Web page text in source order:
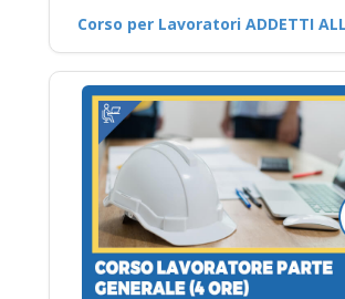
Corso per Lavoratori ADDETTI